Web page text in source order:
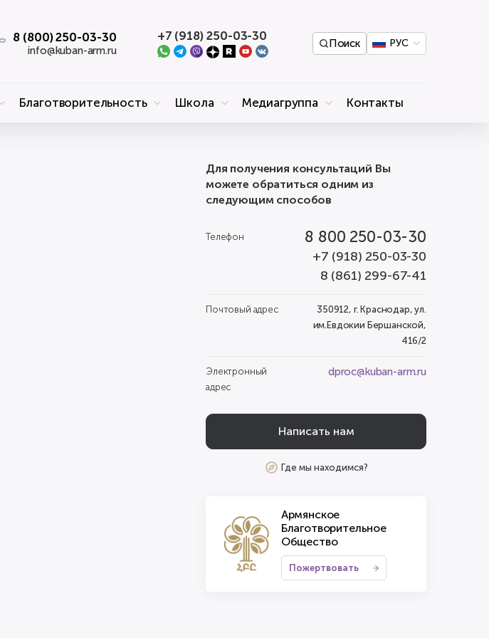
8 (800) 250-03-30
info@kuban-arm.ru
+7 (918) 250-03-30
Поиск РУС
Благотворительность Школа Медиагруппа Контакты
Для получения консультаций Вы
можете обратиться одним из
следующим способов
Телефон 8 800 250-03-30
+7 (918) 250-03-30
8 (861) 299-67-41
Почтовый адрес
350912, г. Краснодар, ул.
им.Евдокии Бершанской,
416/2
Электронный
адрес
dproc@kuban-arm.ru
Написать нам
Где мы находимся?
Армянское
Благотворительное
Общество
Пожертвовать